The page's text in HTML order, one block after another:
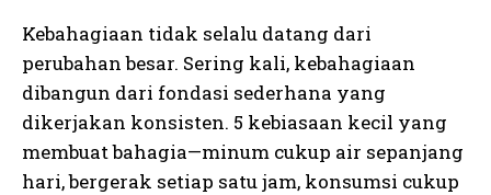
Kebahagiaan tidak selalu datang dari
perubahan besar. Sering kali, kebahagiaan
dibangun dari fondasi sederhana yang
dikerjakan konsisten. 5 kebiasaan kecil yang
membuat bahagia—minum cukup air sepanjang
hari, bergerak setiap satu jam, konsumsi cukup